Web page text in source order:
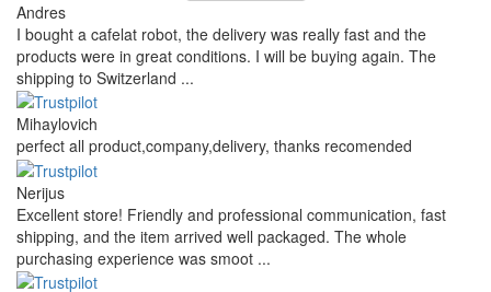
Andres
I bought a cafelat robot, the delivery was really fast and the
products were in great conditions. I will be buying again. The
shipping to Switzerland ...
Mihaylovich
perfect all product,company,delivery, thanks recomended
Nerijus
Excellent store! Friendly and professional communication, fast
shipping, and the item arrived well packaged. The whole
purchasing experience was smoot ...